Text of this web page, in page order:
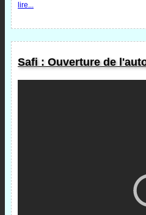
lire...
Safi : Ouverture de